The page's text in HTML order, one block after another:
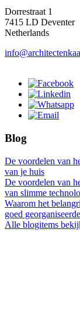
Dorrestraat 1
7415 LD Deventer
Netherlands
Blog
De voordelen van
van je huis
De voordelen van
van slimme
Waarom het
goed
Alle blogitems